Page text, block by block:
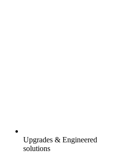
Upgrades & Engineered
solutions